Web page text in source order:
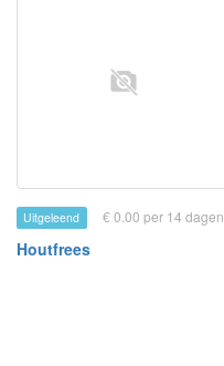
Uitgeleend € 0.00 per 14 dagen
Houtfrees